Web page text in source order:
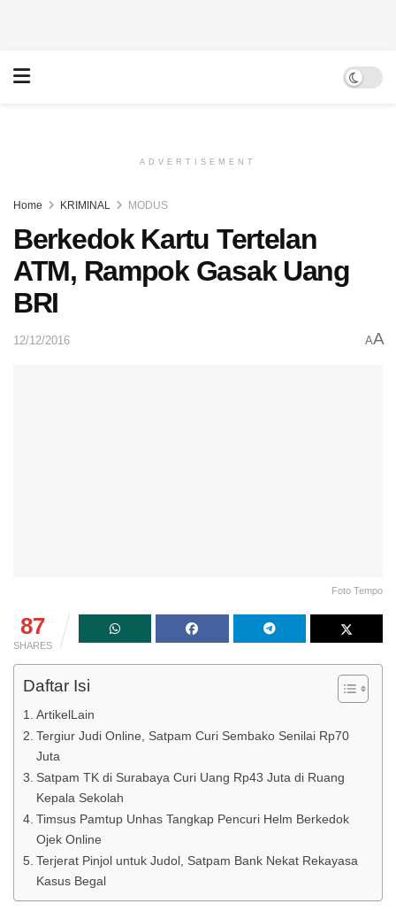
ADVERTISEMENT
Home KRIMINAL MODUS
Berkedok Kartu Tertelan
ATM, Rampok Gasak Uang
BRI
12/12/2016 AA
Foto Tempo
87
SHARES
Daftar Isi
ArtikelLain
Tergiur Judi Online, Satpam Curi Sembako Senilai Rp70
Juta
Satpam TK di Surabaya Curi Uang Rp43 Juta di Ruang
Kepala Sekolah
Timsus Pamtup Unhas Tangkap Pencuri Helm Berkedok
Ojek Online
Terjerat Pinjol untuk Judol, Satpam Bank Nekat Rekayasa
Kasus Begal